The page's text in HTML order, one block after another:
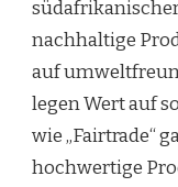
nachhaltige
auf
legen Wert auf
wie „Fairtrade“
hochwertige